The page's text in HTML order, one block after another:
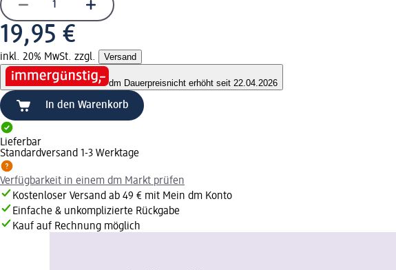
19,95 €
inkl. 20% MwSt. zzgl. Versand
dm Dauerpreisnicht erhöht seit 22.04.2026
In den Warenkorb
Lieferbar
Standardversand 1-3 Werktage
Verfügbarkeit in einem dm Markt prüfen
Kostenloser Versand ab 49 € mit Mein dm Konto
Einfache & unkomplizierte Rückgabe
Kauf auf Rechnung möglich